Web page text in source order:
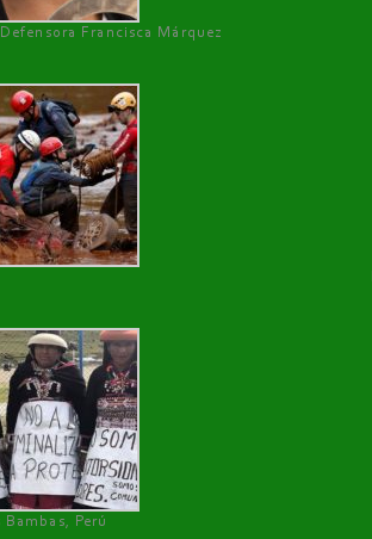
Francisca Márquez
Bambas, Perú